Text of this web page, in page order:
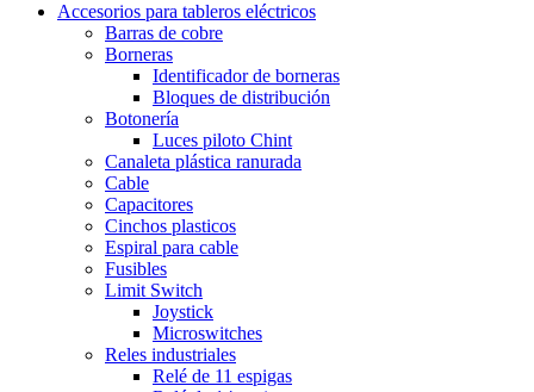
Accesorios para tableros eléctricos
Barras de cobre
Borneras
Identificador de borneras
Bloques de distribución
Botonería
Luces piloto Chint
Canaleta plástica ranurada
Cable
Capacitores
Cinchos plasticos
Espiral para cable
Fusibles
Limit Switch
Joystick
Microswitches
Reles industriales
Relé de 11 espigas